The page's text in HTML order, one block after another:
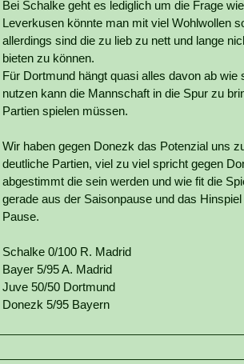
Bei Schalke geht es lediglich um die Frage
Leverkusen könnte man mit viel Wohlwollen
allerdings sind die zu lieb zu nett und lange
bieten zu können.
Für Dortmund hängt quasi alles davon ab
nutzen kann die Mannschaft in die Spur zu
Partien spielen müssen.
Wir haben gegen Donezk das Potenzial uns
deutliche Partien, viel zu viel spricht gegen
abgestimmt die sein werden und wie fit die
gerade aus der Saisonpause und das
Pause.
Schalke 0/100 R. Madrid
Bayer 5/95 A. Madrid
Juve 50/50 Dortmund
Donezk 5/95 Bayern